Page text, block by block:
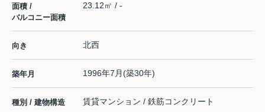
面積 /
バルコニー面積
23.12㎡ / -
向き 北西
築年月 1996年7月(築30年)
種別 / 建物構造 賃貸マンション / 鉄筋コンクリート